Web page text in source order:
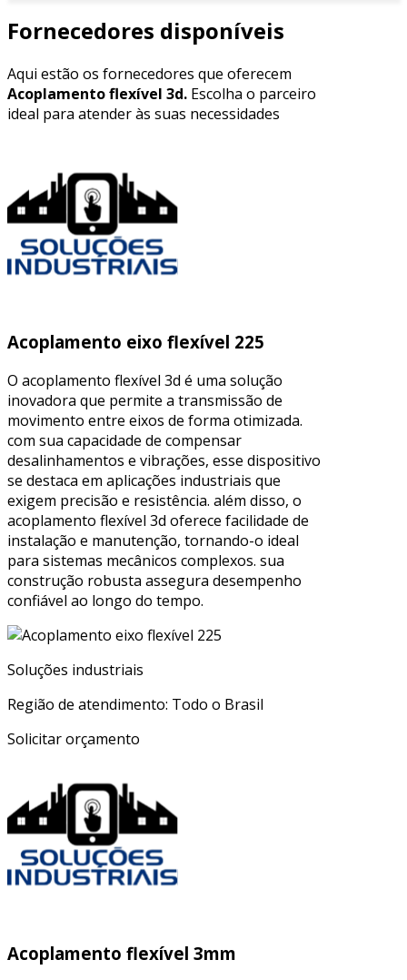
Fornecedores disponíveis
Aqui estão os fornecedores que oferecem
Acoplamento flexível 3d. Escolha o parceiro
ideal para atender às suas necessidades
Acoplamento eixo flexível 225
O acoplamento flexível 3d é uma solução
inovadora que permite a transmissão de
movimento entre eixos de forma otimizada.
com sua capacidade de compensar
desalinhamentos e vibrações, esse dispositivo
se destaca em aplicações industriais que
exigem precisão e resistência. além disso, o
acoplamento flexível 3d oferece facilidade de
instalação e manutenção, tornando-o ideal
para sistemas mecânicos complexos. sua
construção robusta assegura desempenho
confiável ao longo do tempo.
Soluções industriais
Região de atendimento: Todo o Brasil
Solicitar orçamento
Acoplamento flexível 3mm